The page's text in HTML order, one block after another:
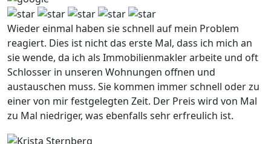
Wieder einmal haben sie schnell auf mein Problem
reagiert. Dies ist nicht das erste Mal, dass ich mich an
sie wende, da ich als Immobilienmakler arbeite und oft
Schlosser in unseren Wohnungen offnen und
austauschen muss. Sie kommen immer schnell oder zu
einer von mir festgelegten Zeit. Der Preis wird von Mal
zu Mal niedriger, was ebenfalls sehr erfreulich ist.